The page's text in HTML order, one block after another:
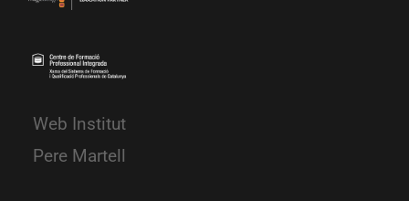
Web Institut
Pere Martell